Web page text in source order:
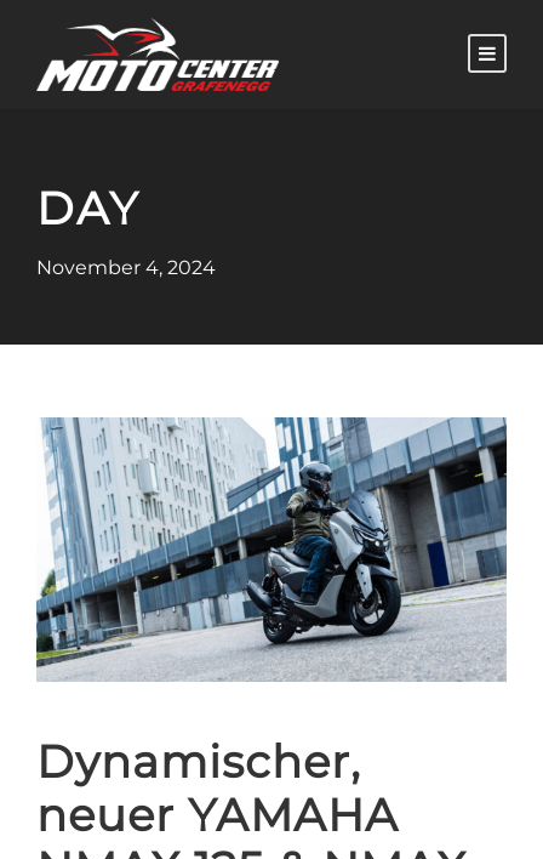
DAY
November 4, 2024
Dynamischer,
neuer YAMAHA